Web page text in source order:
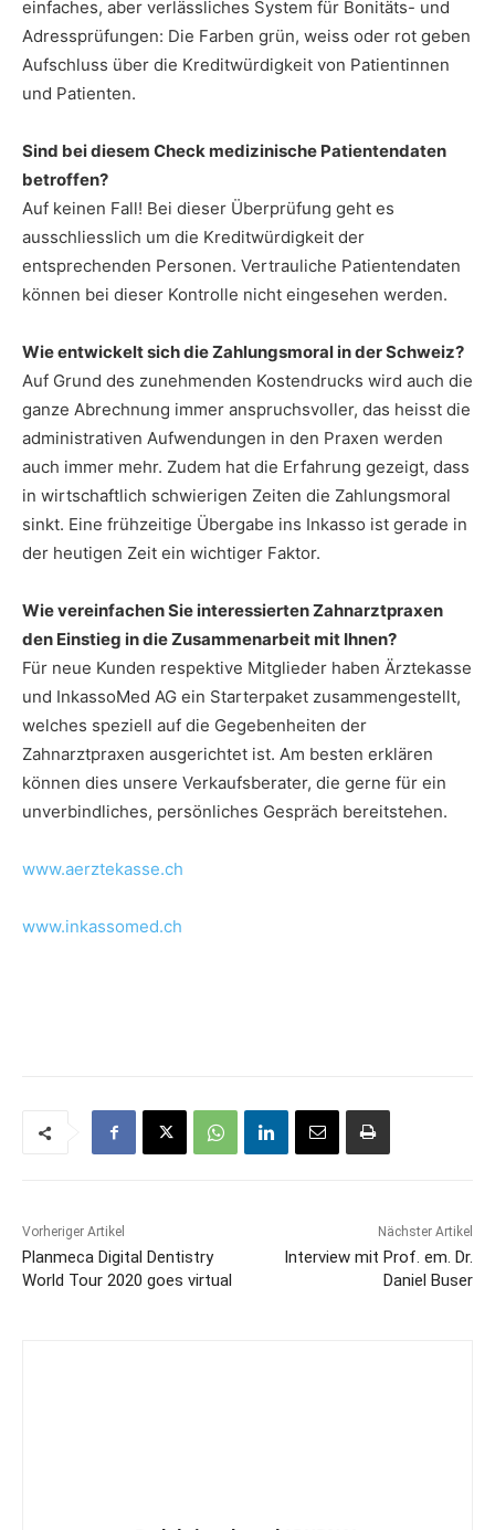
einfaches, aber verlässliches System für Bonitäts- und
Adressprüfungen: Die Farben grün, weiss oder rot geben
Aufschluss über die Kreditwürdigkeit von Patientinnen
und Patienten.
Sind bei diesem Check medizinische Patientendaten
betroffen?
Auf keinen Fall! Bei dieser Überprüfung geht es
ausschliesslich um die Kreditwürdigkeit der
entsprechenden Personen. Vertrauliche Patientendaten
können bei dieser Kontrolle nicht eingesehen werden.
Wie entwickelt sich die Zahlungsmoral in der Schweiz?
Auf Grund des zunehmenden Kostendrucks wird auch die
ganze Abrechnung immer anspruchsvoller, das heisst die
administrativen Aufwendungen in den Praxen werden
auch immer mehr. Zudem hat die Erfahrung gezeigt, dass
in wirtschaftlich schwierigen Zeiten die Zahlungsmoral
sinkt. Eine frühzeitige Übergabe ins Inkasso ist gerade in
der heutigen Zeit ein wichtiger Faktor.
Wie vereinfachen Sie interessierten Zahnarztpraxen
den Einstieg in die Zusammenarbeit mit Ihnen?
Für neue Kunden respektive Mitglieder haben Ärztekasse
und InkassoMed AG ein Starterpaket zusammengestellt,
welches speziell auf die Gegebenheiten der
Zahnarztpraxen ausgerichtet ist. Am besten erklären
können dies unsere Verkaufsberater, die gerne für ein
unverbindliches, persönliches Gespräch bereitstehen.
www.aerztekasse.ch
www.inkassomed.ch
Vorheriger Artikel
Planmeca Digital Dentistry
World Tour 2020 goes virtual
Nächster Artikel
Interview mit Prof. em. Dr.
Daniel Buser